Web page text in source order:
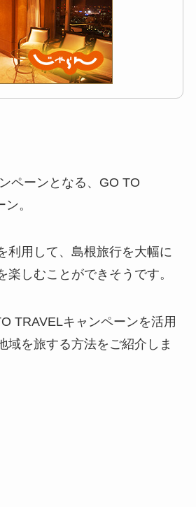
ペーンとなる、GO TO
。
利用して、島根旅行を大幅に
楽しむことができそうです。
TRAVELキャンペーンを活用
域を旅する方法をご紹介しま